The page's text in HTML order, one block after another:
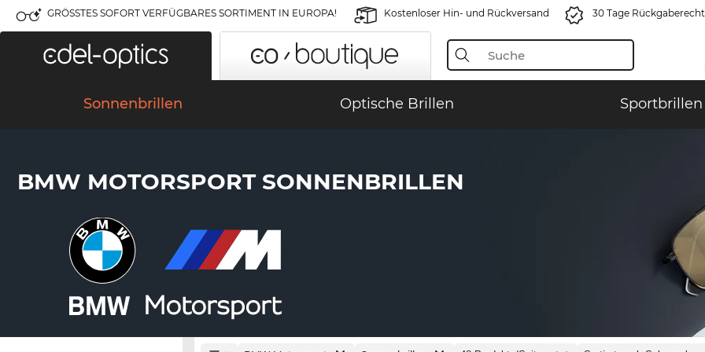
GRÖSSTES SOFORT VERFÜGBARES SORTIMENT IN EUROPA! Kostenloser Hin- und Rückversand 30 Tage Rückgaberecht
Sonnenbrillen Optische Brillen Sportbrillen
BMW MOTORSPORT SONNENBRILLEN